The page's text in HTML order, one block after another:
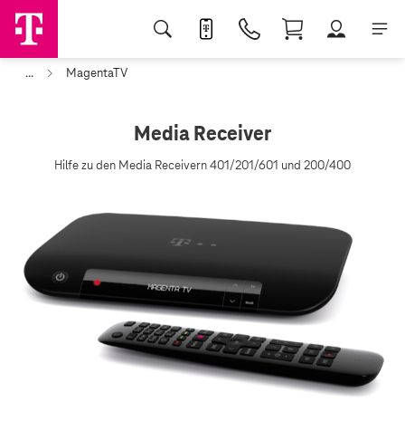
... MagentaTV
Media Receiver
Hilfe zu den Media Receivern 401/201/601 und 200/400